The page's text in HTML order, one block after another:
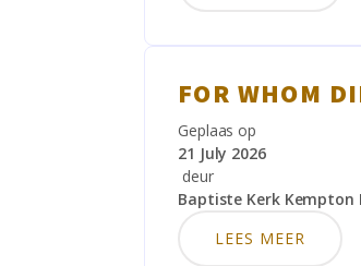
FOR WHOM
Geplaas op
21 July 2026
deur
Baptiste Kerk Kempton
LEES MEER